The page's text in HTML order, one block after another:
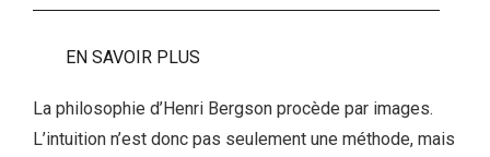
EN SAVOIR PLUS
La philosophie d’Henri Bergson procède par images.
L’intuition n’est donc pas seulement une méthode, mais